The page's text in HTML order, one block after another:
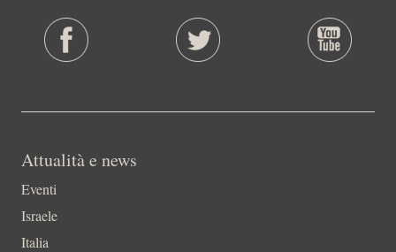
Attualità e news
Eventi
Israele
Italia